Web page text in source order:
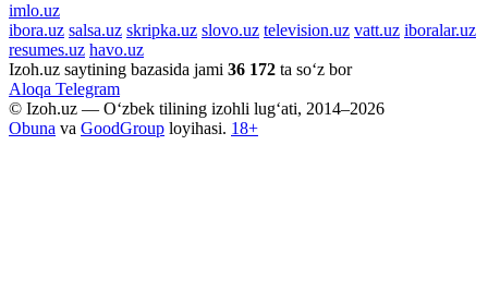
imlo.uz
ibora.uz salsa.uz skripka.uz slovo.uz television.uz vatt.uz iboralar.uz
resumes.uz havo.uz
Izoh.uz saytining bazasida jami 36 172 ta so‘z bor
Aloqa Telegram
© Izoh.uz — O‘zbek tilining izohli lug‘ati, 2014–2026
Obuna va GoodGroup loyihasi. 18+